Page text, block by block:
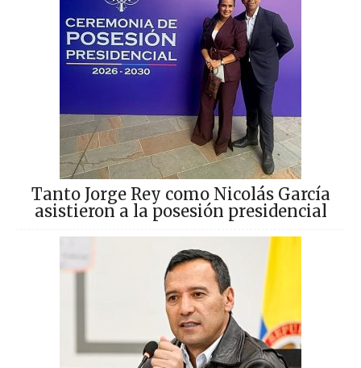
Tanto Jorge Rey como Nicolás García
asistieron a la posesión presidencial